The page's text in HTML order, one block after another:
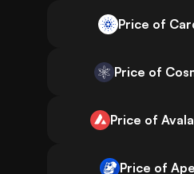
Price of
Price of
Price of
Price of